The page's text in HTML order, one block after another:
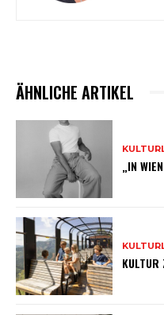
ÄHNLICHE ARTIKEL
„IN
KULTUR